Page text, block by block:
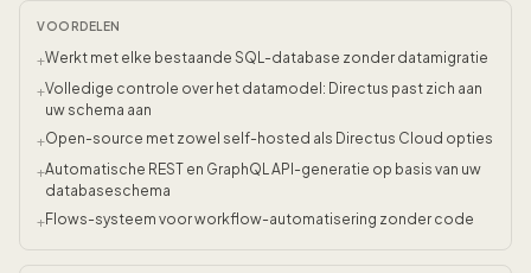
VOORDELEN
+Werkt met elke bestaande SQL-database zonder datamigratie
+Volledige controle over het datamodel: Directus past zich aan
uw schema aan
+Open-source met zowel self-hosted als Directus Cloud opties
+Automatische REST en GraphQL API-generatie op basis van uw
databaseschema
+Flows-systeem voor workflow-automatisering zonder code